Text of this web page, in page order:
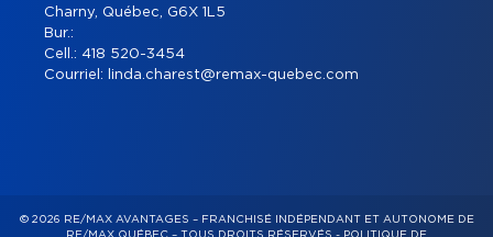
Charny, Québec, G6X 1L5
Bur.:
Cell.: 418 520-3454
Courriel:
linda.charest@remax-quebec.com
© 2026 RE/MAX AVANTAGES – FRANCHISÉ INDÉPENDANT ET AUTONOME DE
RE/MAX QUÉBEC – TOUS DROITS RÉSERVÉS - POLITIQUE DE